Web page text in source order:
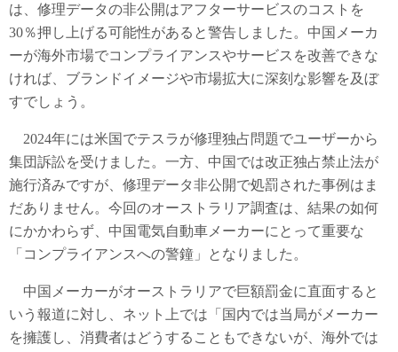
は、修理データの非公開はアフターサービスのコストを
30％押し上げる可能性があると警告しました。中国メーカ
ーが海外市場でコンプライアンスやサービスを改善できな
ければ、ブランドイメージや市場拡大に深刻な影響を及ぼ
すでしょう。
2024年には米国でテスラが修理独占問題でユーザーから
集団訴訟を受けました。一方、中国では改正独占禁止法が
施行済みですが、修理データ非公開で処罰された事例はま
だありません。今回のオーストラリア調査は、結果の如何
にかかわらず、中国電気自動車メーカーにとって重要な
「コンプライアンスへの警鐘」となりました。
中国メーカーがオーストラリアで巨額罰金に直面すると
いう報道に対し、ネット上では「国内では当局がメーカー
を擁護し、消費者はどうすることもできないが、海外では